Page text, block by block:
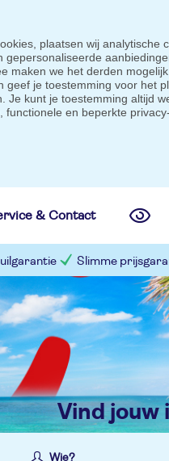
plaatsen wij analytische
maken we het derden
geef je toestemming voor het
kunt je toestemming altijd
functionele en beperkte
& Contact
Slimme
vind
Wie?